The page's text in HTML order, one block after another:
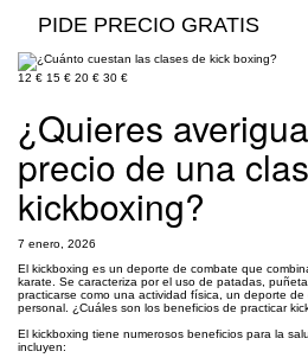
PIDE PRECIO GRATIS
12 € 15 € 20 € 30 €
¿Quieres
precio de una
kickboxing?
7 enero, 2026
El kickboxing es un deporte de combate que
karate. Se caracteriza por el uso de patadas,
practicarse como una actividad física, un deporte
personal. ¿Cuáles son los beneficios de practicar
El kickboxing tiene numerosos beneficios para la
incluyen: